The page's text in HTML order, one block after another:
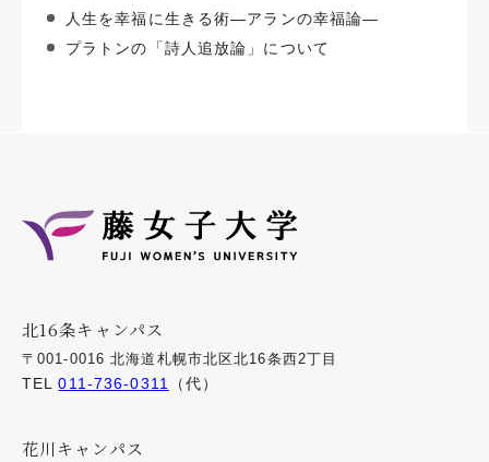
人生を幸福に生きる術―アランの幸福論―
プラトンの「詩人追放論」について
北16条キャンパス
〒001-0016 北海道札幌市北区北16条西2丁目
TEL011-736-0311 （代）
花川キャンパス